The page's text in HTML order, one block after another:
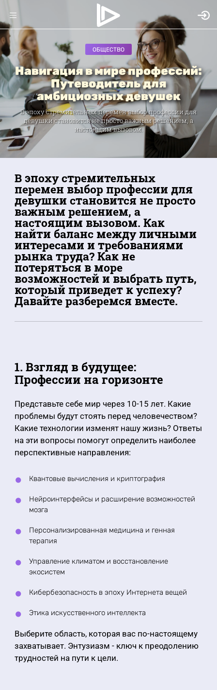
ОБЩЕСТВО
Навигация в мире профессий:
Путеводитель для
амбициозных девушек
В эпоху стремительных перемен выбор профессии для
девушки становится не просто важным решением, а
настоящим вызовом.
В эпоху стремительных
перемен выбор профессии для
девушки становится не просто
важным решением, а
настоящим вызовом. Как
найти баланс между личными
интересами и требованиями
рынка труда? Как не
потеряться в море
возможностей и выбрать путь,
который приведет к успеху?
Давайте разберемся вместе.
1. Взгляд в будущее:
Профессии на горизонте
Представьте себе мир через 10-15 лет. Какие
проблемы будут стоять перед человечеством?
Какие технологии изменят нашу жизнь? Ответы
на эти вопросы помогут определить наиболее
перспективные направления:
Квантовые вычисления и криптография
Нейроинтерфейсы и расширение возможностей
мозга
Персонализированная медицина и генная
терапия
Управление климатом и восстановление
экосистем
Кибербезопасность в эпоху Интернета вещей
Этика искусственного интеллекта
Выберите область, которая вас по-настоящему
захватывает. Энтузиазм - ключ к преодолению
трудностей на пути к цели.